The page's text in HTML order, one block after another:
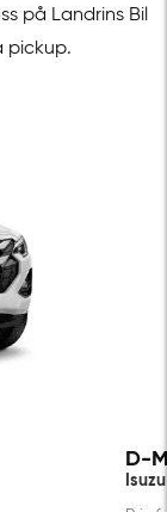
på Landrins Bil
pickup.
D-
Isuzu